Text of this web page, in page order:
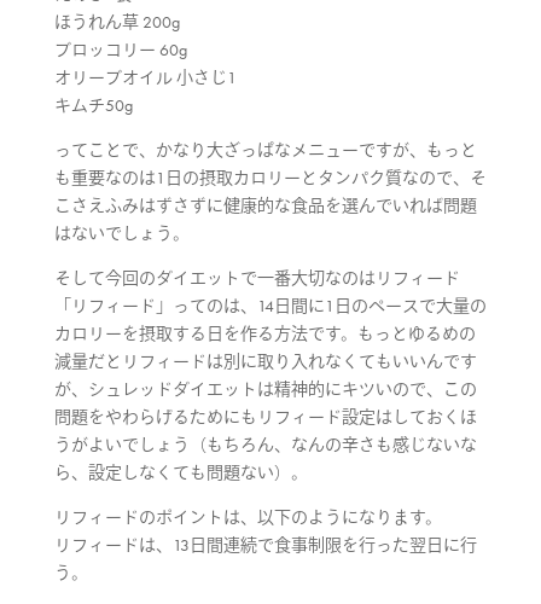
ほうれん草 200g
ブロッコリー 60g
オリーブオイル 小さじ1
キムチ50g
ってことで、かなり大ざっぱなメニューですが、もっと
も重要なのは1日の摂取カロリーとタンパク質なので、そ
こさえふみはずさずに健康的な食品を選んでいれば問題
はないでしょう。
そして今回のダイエットで一番大切なのはリフィード
「リフィード」ってのは、14日間に1日のペースで大量の
カロリーを摂取する日を作る方法です。もっとゆるめの
減量だとリフィードは別に取り入れなくてもいいんです
が、シュレッドダイエットは精神的にキツいので、この
問題をやわらげるためにもリフィード設定はしておくほ
うがよいでしょう（もちろん、なんの辛さも感じないな
ら、設定しなくても問題ない）。
リフィードのポイントは、以下のようになります。
リフィードは、13日間連続で食事制限を行った翌日に行
う。